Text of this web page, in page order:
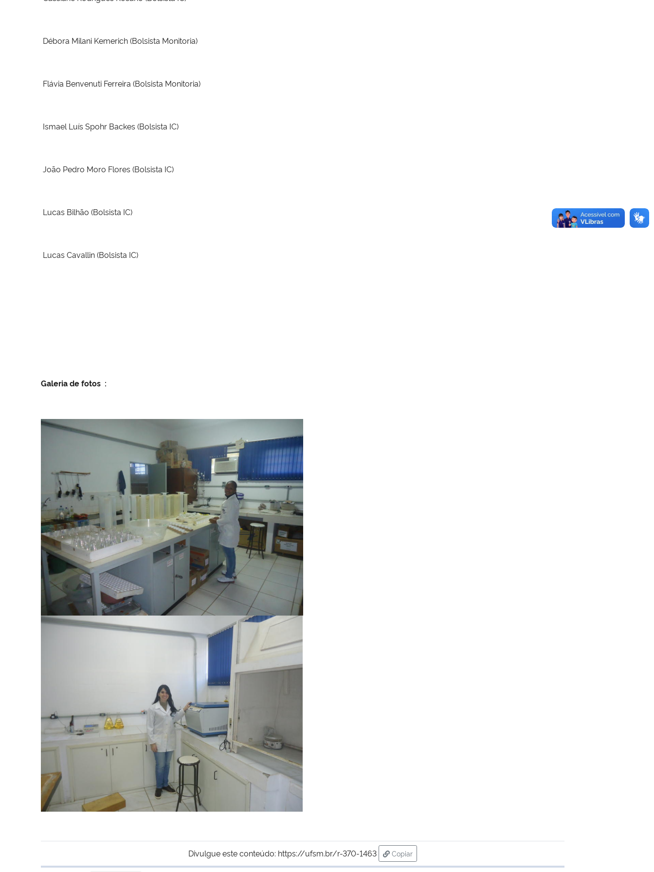
Débora Milani Kemerich (Bolsista Monitoria)
Flávia Benvenuti Ferreira (Bolsista Monitoria)
Ismael Luís Spohr Backes (Bolsista IC)
João Pedro Moro Flores (Bolsista IC)
Lucas Bilhão (Bolsista IC)
Lucas Cavallin(Bolsista IC)
Galeria de fotos :
Divulgue este conteúdo: https://ufsm.br/r-370-1463
Copiar
para área de transferência